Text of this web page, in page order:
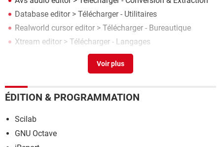
Database editor> Télécharger - Utilitaires
Realworld cursor editor > Télécharger - Bureautique
Xtream editor > Télécharger - Langages
> Télécharger - Langages
ÉDITION & PROGRAMMATION
Scilab
GNU Octave